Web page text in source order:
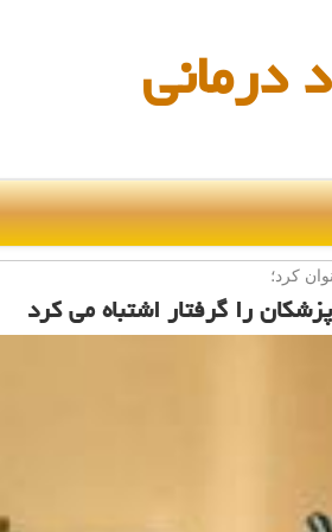
درمانی
كرد؛
را گرفتار اشتباه می كرد